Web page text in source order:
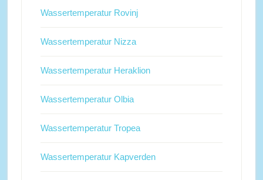
Wassertemperatur Rovinj
Wassertemperatur Nizza
Wassertemperatur Heraklion
Wassertemperatur Olbia
Wassertemperatur Tropea
Wassertemperatur Kapverden